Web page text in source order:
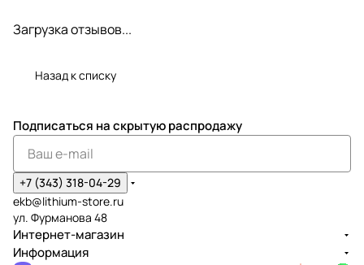
Загрузка отзывов...
Назад к списку
Подписаться на скрытую распродажу
+7 (343) 318-04-29
ekb@lithium-store.ru
ул. Фурманова 48
Интернет-магазин
Информация